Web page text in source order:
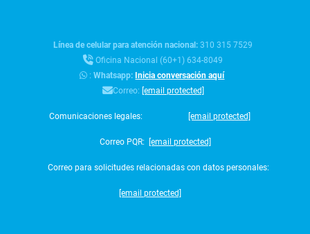
Línea de celular para atención nacional:310 315 7529
Oficina Nacional (60+1) 634-8049
:Whatsapp:Inicia conversación aquí
Correo: [email protected]
Comunicaciones legales: [email protected]
Correo PQR: [email protected]
Correo para solicitudes relacionadas con datos personales:
[email protected]